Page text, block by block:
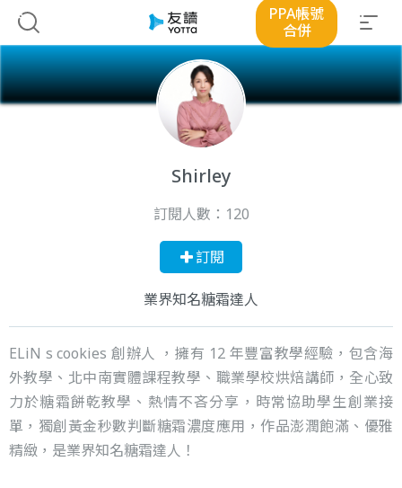
PPA帳號
合併
Shirley
訂閱人數： 120
訂閱
業界知名糖霜達人
ELiN s cookies 創辦人 ，擁有 12 年豐富教學經驗，包含海
外教學、北中南實體課程教學、職業學校烘焙講師，全心致
力於糖霜餅乾教學、熱情不吝分享，時常協助學生創業接
單，獨創黃金秒數判斷糖霜濃度應用，作品澎潤飽滿、優雅
精緻，是業界知名糖霜達人！